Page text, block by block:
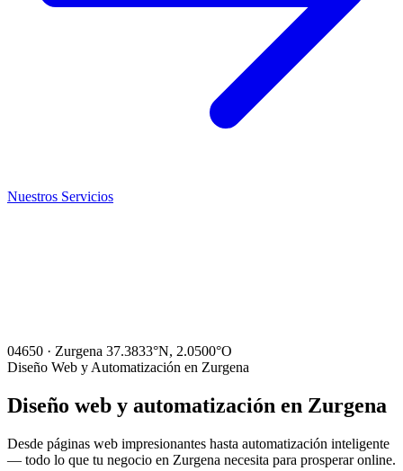
Nuestros Servicios
04650 · Zurgena 37.3833°N, 2.0500°O
Diseño Web y Automatización en Zurgena
Diseño web y automatización en Zurgena
Desde páginas web impresionantes hasta automatización inteligente
— todo lo que tu negocio en Zurgena necesita para prosperar online.